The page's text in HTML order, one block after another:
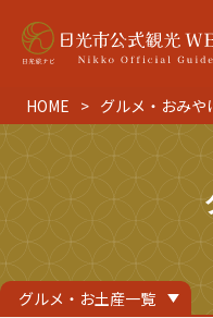
HOME グルメ・おみや
グルメ・お土産一覧